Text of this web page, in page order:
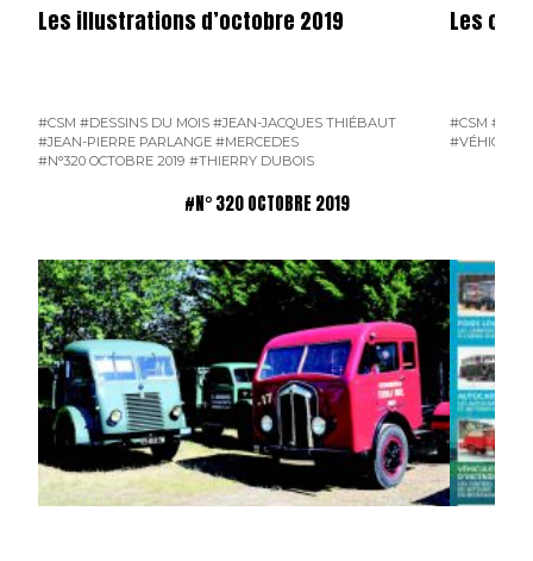
Les illustrations d’octobre 2019
#CSM #DESSINS DU MOIS #JEAN-JACQUES THIÉBAUT
#JEAN-PIERRE PARLANGE #MERCEDES
#N°320 OCTOBRE 2019 #THIERRY DUBOIS
Les
#CSM #N°
#N° 320 OCTOBRE 2019